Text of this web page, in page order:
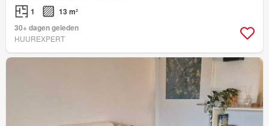
1
13 m²
30+ dagen geleden
HUUREXPERT